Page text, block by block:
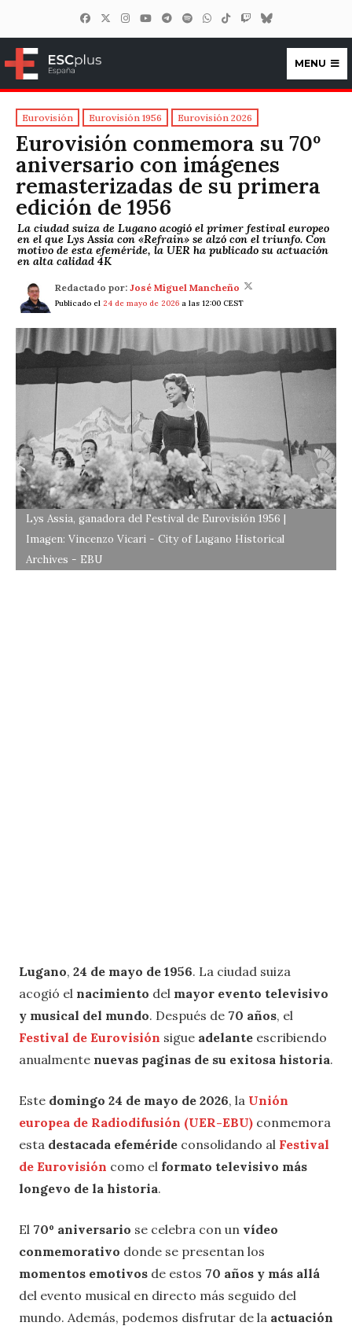
ESCplus España
MENU
Eurovisión Eurovisión 1956 Eurovisión 2026
Eurovisión conmemora su 70º
aniversario con imágenes
remasterizadas de su primera
edición de 1956
La ciudad suiza de Lugano acogió el primer festival europeo
en el que Lys Assia con «Refrain» se alzó con el triunfo. Con
motivo de esta efeméride, la UER ha publicado su actuación
en alta calidad 4K
Redactado por: José Miguel Mancheño
Publicado el 24 de mayo de 2026 a las 12:00 CEST
Lys Assia, ganadora del Festival de Eurovisión 1956 |
Imagen: Vincenzo Vicari - City of Lugano Historical
Archives - EBU
Lugano, 24 de mayo de 1956. La ciudad suiza
acogió el nacimiento del mayor evento televisivo
y musical del mundo. Después de 70 años, el
Festival de Eurovisión sigue adelante escribiendo
anualmente nuevas paginas de su exitosa historia.
Este domingo 24 de mayo de 2026, la Unión
europea de Radiodifusión (UER-EBU) conmemora
esta destacada efeméride consolidando al Festival
de Eurovisión como el formato televisivo más
longevo de la historia.
El 70º aniversario se celebra con un vídeo
conmemorativo donde se presentan los
momentos emotivos de estos 70 años y más allá
del evento musical en directo más seguido del
mundo. Además, podemos disfrutar de la actuación